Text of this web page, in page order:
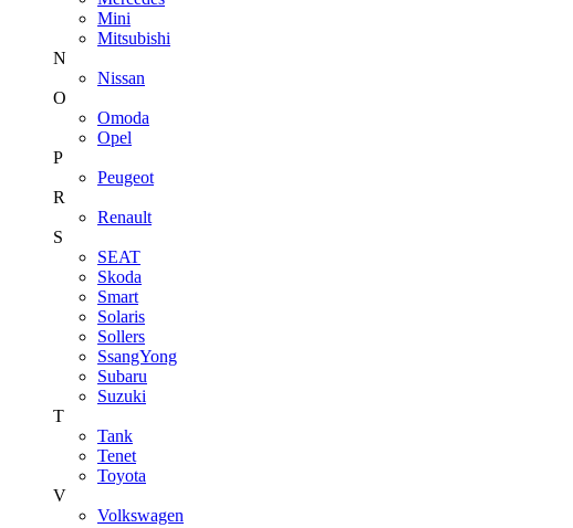
Mini
Mitsubishi
N
Nissan
O
Omoda
Opel
P
Peugeot
R
Renault
S
SEAT
Skoda
Smart
Solaris
Sollers
SsangYong
Subaru
Suzuki
T
Tank
Tenet
Toyota
V
Volkswagen